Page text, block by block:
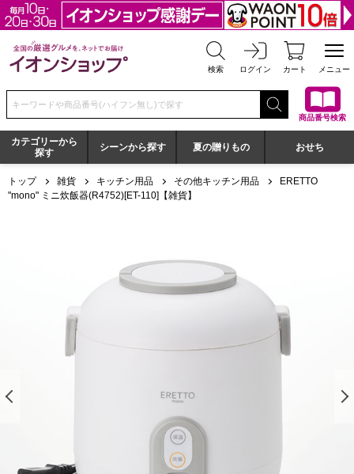
全国の厳選グルメを、ネットでお届け イオンショップ
検索 ログイン カート メニュー
検索キーワードまたは商品番号を入力してください
商品番号検索
カテゴリーから
探す
シーンから探す 夏の贈りもの おせち
トップ 雑貨 キッチン用品 その他キッチン用品
ERETTO
"mono" ミニ炊飯器(R4752)[ET-110]【雑貨】
前の画像を表示する